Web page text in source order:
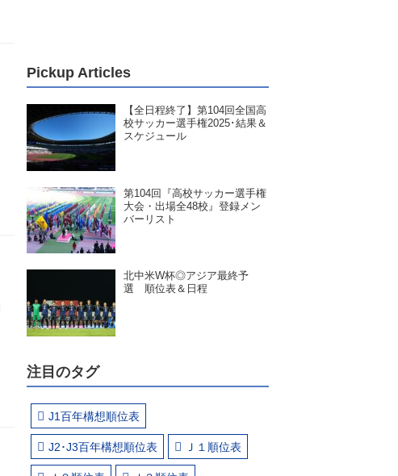
Pickup Articles
【全日程終了】第104回全国高
校サッカー選手権2025･結果＆
スケジュール
第104回『高校サッカー選手権
大会・出場全48校』登録メン
バーリスト
北中米W杯◎アジア最終予
選 順位表＆日程
注目のタグ
J1百年構想順位表
J2･J3百年構想順位表 Ｊ１順位表